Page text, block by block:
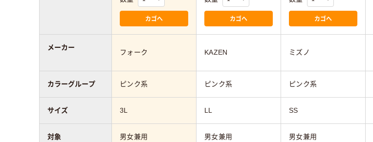
カゴへ カゴへ カゴへ
フォーク KAZEN ミズノ
ピンク系 ピンク系 ピンク系
3L LL SS
男女兼用 男女兼用 男女兼用
メーカー
カラーグループ
サイズ
対象